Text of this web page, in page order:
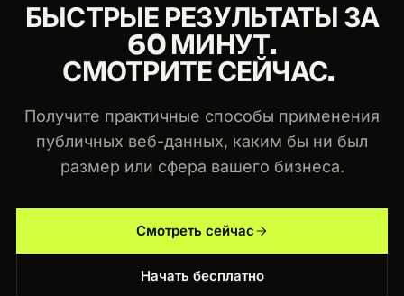
БЫСТРЫЕ РЕЗУЛЬТАТЫ ЗА
60 МИНУТ.
СМОТРИТЕ СЕЙЧАС.
Получите практичные способы применения
публичных веб-данных, каким бы ни был
размер или сфера вашего бизнеса.
Смотреть сейчас
Начать бесплатно